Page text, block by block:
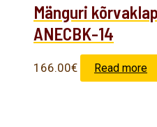
Mänguri
ANECBK-14
166.00€ Read more